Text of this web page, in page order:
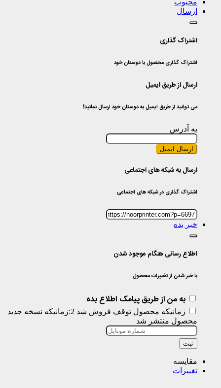
محبوب
ارسال
اشتراک گذاری
اشتراک گذاری محصول با دوستان خود
ارسال از طریق ایمیل
می توانید از طریق ایمیل به دوستان خود ارسال نمائید!
به آدرس
ارسال ایمیل
ارسال به شبکه های اجتماعی
اشتراک گذاری در شبکه های اجتماعی
خبر بده
اطلاع رسانی هنگام موجود شدن
با خبر شدن از تغییرات محصول
به من از طریق پیامک اطلاع بده
زمانیکه محصول توقف فروش شد 2:زمانیکه نسخه جدید
محصول منتشر شد
ثبت
مقایسه
تغییرات